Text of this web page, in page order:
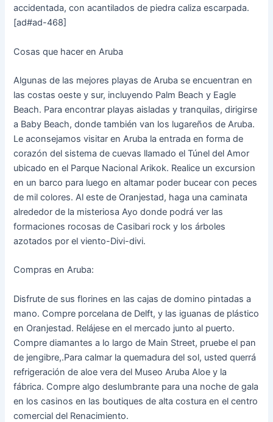
accidentada, con acantilados de piedra caliza escarpada.
[ad#ad-468]
Cosas que hacer en Aruba
Algunas de las mejores playas de Aruba se encuentran en
las costas oeste y sur, incluyendo Palm Beach y Eagle
Beach. Para encontrar playas aisladas y tranquilas, dirigirse
a Baby Beach, donde también van los lugareños de Aruba.
Le aconsejamos visitar en Aruba la entrada en forma de
corazón del sistema de cuevas llamado el Túnel del Amor
ubicado en el Parque Nacional Arikok. Realice un excursion
en un barco para luego en altamar poder bucear con peces
de mil colores. Al este de Oranjestad, haga una caminata
alrededor de la misteriosa Ayo donde podrá ver las
formaciones rocosas de Casibari rock y los árboles
azotados por el viento-Divi-divi.
Compras en Aruba:
Disfrute de sus florines en las cajas de domino pintadas a
mano. Compre porcelana de Delft, y las iguanas de plástico
en Oranjestad. Relájese en el mercado junto al puerto.
Compre diamantes a lo largo de Main Street, pruebe el pan
de jengibre,.Para calmar la quemadura del sol, usted querrá
refrigeración de aloe vera del Museo Aruba Aloe y la
fábrica. Compre algo deslumbrante para una noche de gala
en los casinos en las boutiques de alta costura en el centro
comercial del Renacimiento.